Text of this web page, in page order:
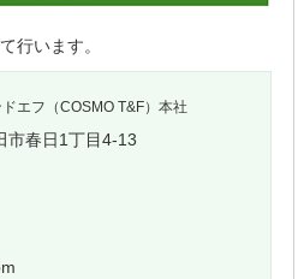
行います。
エフ（COSMO T&F）本社
市春日1丁目4-13